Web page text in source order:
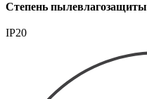
Степень пылевлагозащиты
IP20